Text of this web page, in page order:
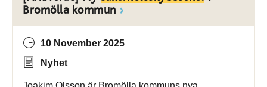
Bromölla kommun
10 November 2025
Nyhet